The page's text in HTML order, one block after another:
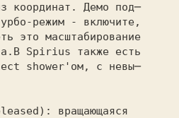
координат. Демо под─
режим - включите,
это масштабирование
Spirius также есть
shower'ом, с невы─